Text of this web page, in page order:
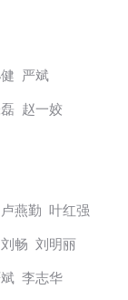
严斌
赵一姣
燕勤 叶红强
畅 刘明丽
李志华